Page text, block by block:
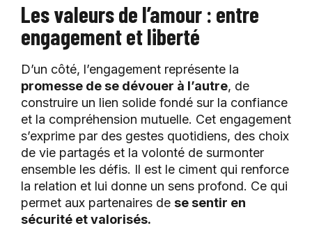
Les valeurs de l’amour : entre
engagement et liberté
D’un côté, l’engagement représente la
promesse de se dévouer à l’autre, de
construire un lien solide fondé sur la confiance
et la compréhension mutuelle. Cet engagement
s’exprime par des gestes quotidiens, des choix
de vie partagés et la volonté de surmonter
ensemble les défis. Il est le ciment qui renforce
la relation et lui donne un sens profond. Ce qui
permet aux partenaires de se sentir en
sécurité et valorisés.